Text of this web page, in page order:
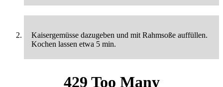
Kaisergemüsse dazugeben und mit Rahmsoße auffüllen.
Kochen lassen etwa 5 min.